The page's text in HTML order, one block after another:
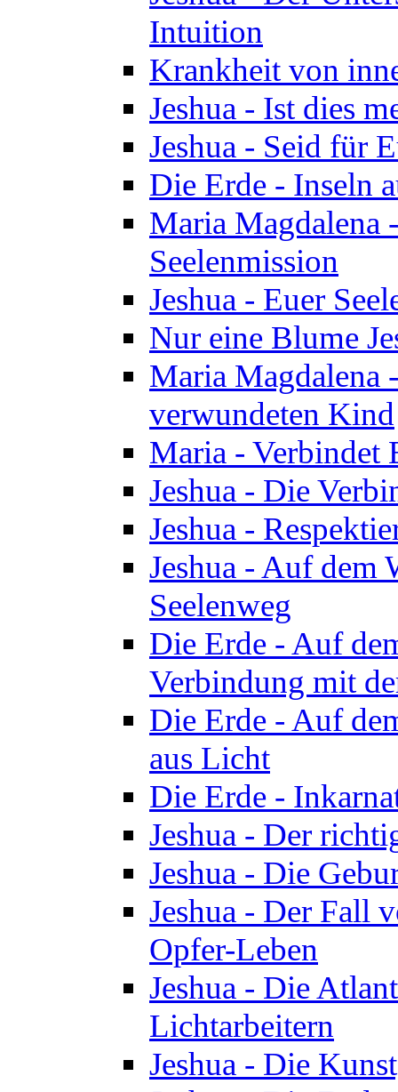
Intuition
Krankheit von
Jeshua - Ist dies
Jeshua - Seid für
Die Erde - Inseln
Maria Magdalena
Seelenmission
Jeshua - Euer
Nur eine Blume
Maria Magdalena
verwundeten Kind
Maria - Verbindet
Jeshua - Die
Jeshua -
Jeshua - Auf dem
Seelenweg
Die Erde - Auf
Verbindung mit
Die Erde - Auf
aus Licht
Die Erde -
Jeshua - Der
Jeshua - Die
Jeshua - Der Fall
Opfer-Leben
Jeshua - Die
Lichtarbeitern
Jeshua - Die